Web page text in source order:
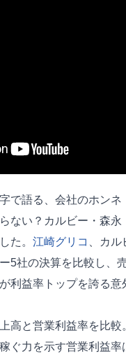
で語る、会社のホンネ
ない？カルビー・森永
た。 江崎グリコ 、カル
5社の決算を比較し、
が利益率トップを誇る意
高と営業利益率を比
ぐ力を示す営業利益